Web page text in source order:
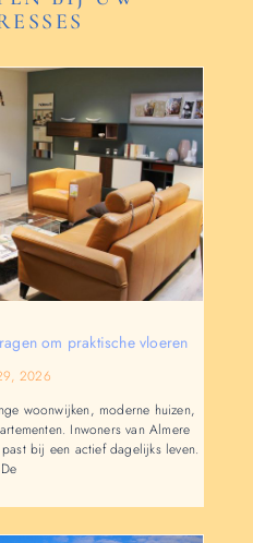
om praktische vloeren
2026
woonwijken, moderne huizen,
Inwoners van Almere
bij een actief dagelijks leven.
De